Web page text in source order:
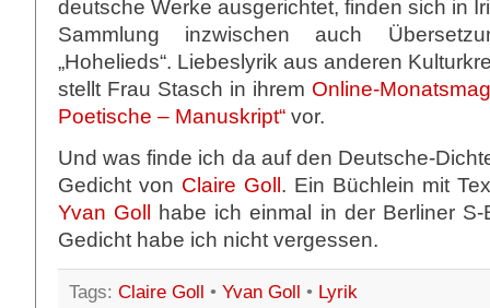
deutsche Werke ausgerichtet, finden sich in
Sammlung inzwischen auch
„Hohelieds“. Liebeslyrik aus anderen
stellt Frau Stasch in ihrem Online-
Poetische – Manuskript“vor.
Und was finde ich da auf den Deutsche-
Gedicht von Claire Goll . Ein Büchlein mit
Yvan Goll
habe ich einmal in der Berliner
Gedicht habe ich nicht vergessen.
Tags: Claire Goll • Yvan Goll • Lyrik